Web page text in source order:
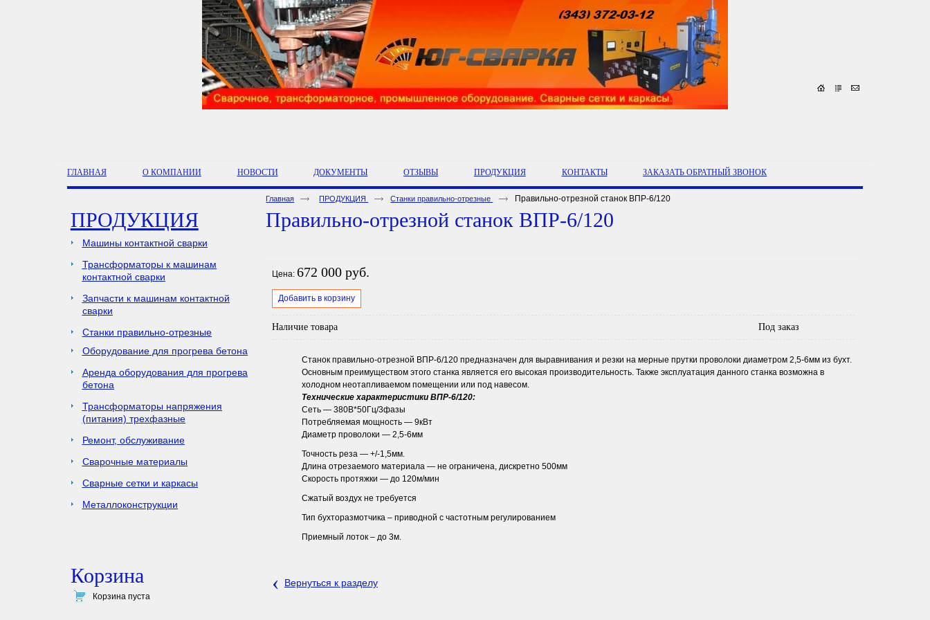
ГЛАВНАЯ О КОМПАНИИ НОВОСТИ ДОКУМЕНТЫ ОТЗЫВЫ ПРОДУКЦИЯ КОНТАКТЫ ЗАКАЗАТЬ ОБРАТНЫЙ ЗВОНОК
ПРОДУКЦИЯ
Машины контактной сварки
Трансформаторы к машинам
контактной сварки
Запчасти к машинам контактной
сварки
Станки правильно-отрезные
Оборудование для прогрева бетона
Аренда оборудования для прогрева
бетона
Трансформаторы напряжения
(питания) трехфазные
Ремонт, обслуживание
Сварочные материалы
Сварные сетки и каркасы
Металлоконструкции
Корзина
Корзина пуста
Главная ПРОДУКЦИЯ Станки правильно-отрезные Правильно-отрезной станок ВПР-6/120
Правильно-отрезной станок ВПР-6/120
Цена: 672 000 руб.
Добавить в корзину
Наличие товара Под заказ
Станок правильно-отрезной ВПР-6/120 предназначен для выравнивания и резки на мерные прутки проволоки диаметром 2,5-6мм из бухт.
Основным преимуществом этого станка является его высокая производительность. Также эксплуатация данного станка возможна в
холодном неотапливаемом помещении или под навесом.
Технические характеристики ВПР-6/120:
Сеть — 380В*50Гц/3фазы
Потребляемая мощность — 9кВт
Диаметр проволоки — 2,5-6мм
Точность реза — +/-1,5мм.
Длина отрезаемого материала — не ограничена, дискретно 500мм
Скорость протяжки — до 120м/мин
Сжатый воздух не требуется
Тип бухторазмотчика – приводной с частотным регулированием
Приемный лоток – до 3м.
‹ Вернуться к разделу